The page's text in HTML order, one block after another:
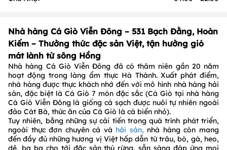
Nhà hàng Cá Giò Viễn Đông – 531 Bạch Đằng, Hoàn
Kiếm – Thưởng thức đặc sản Việt, tận hưởng gió
mát lành từ sông Hồng
Nhà hàng Cá Giò Viễn Đông đã có thâm niên gần 20 năm
hoạt động trong làng ẩm thực Hà Thành. Xuất phát điểm,
nhà hàng được thực khách nhớ đến với mô hình nhà hàng hải
sản, đặc biệt là Cá Giò 7 món đặc sắc (Cá Giò tại nhà hàng
Cá Giò Viễn Đông là giống cá sạch được nuôi tự nhiên ngoài
đảo Cát Bà, thức ăn của Cá Giò là cá biển nhỏ).
Tuy nhiên, bằng những sự cải tiến trong quá trình phát triển,
ngoài thực đơn chuyên cá và hải sản, nhà hàng còn mang
đến đầy đủ những hương vị Việt hấp dẫn từ trâu, bò, gà, heo,
dê, ba ba cho tới đặc sản thú rừng, sẵn sàng đáp ứng mọi